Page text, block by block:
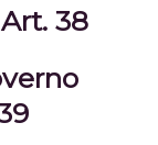
Art. 38